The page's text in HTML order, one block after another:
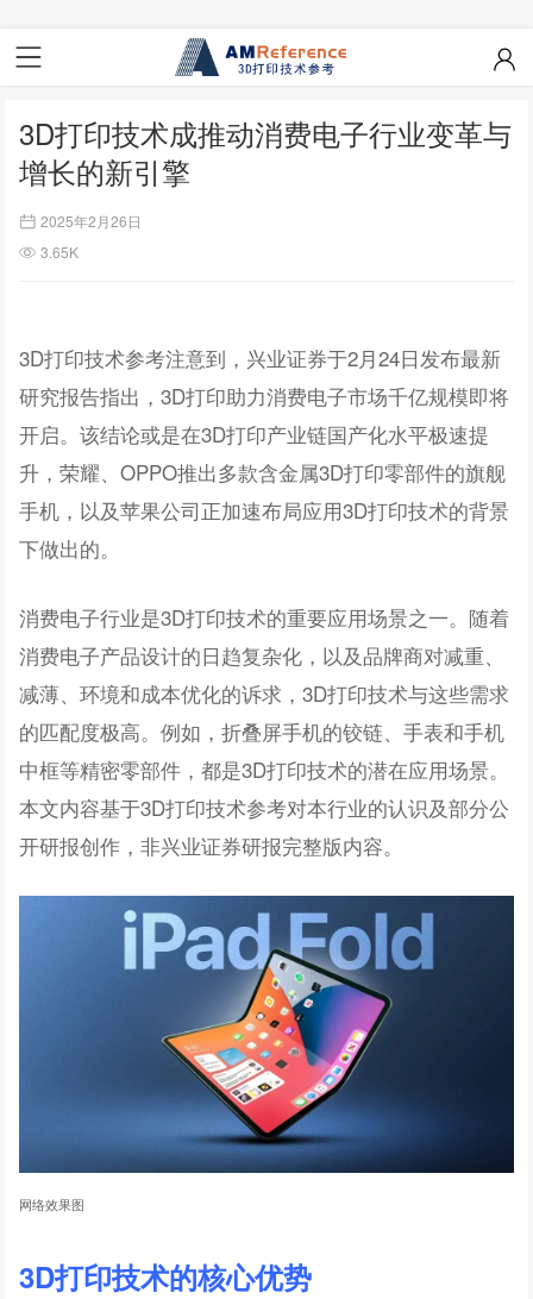
3D打印技术成推动消费电子行业变革与
增长的新引擎
2025年2月26日
3.65K
3D打印技术参考注意到，兴业证券于2月24日发布最新
研究报告指出，3D打印助力消费电子市场千亿规模即将
开启。该结论或是在3D打印产业链国产化水平极速提
升，荣耀、OPPO推出多款含金属3D打印零部件的旗舰
手机，以及苹果公司正加速布局应用3D打印技术的背景
下做出的。
消费电子行业是3D打印技术的重要应用场景之一。随着
消费电子产品设计的日趋复杂化，以及品牌商对减重、
减薄、环境和成本优化的诉求，3D打印技术与这些需求
的匹配度极高。例如，折叠屏手机的铰链、手表和手机
中框等精密零部件，都是3D打印技术的潜在应用场景。
本文内容基于3D打印技术参考对本行业的认识及部分公
开研报创作，非兴业证券研报完整版内容。
网络效果图
3D打印技术的核心优势